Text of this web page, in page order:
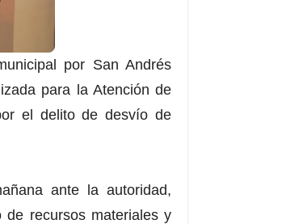
por San Andrés
para la Atención de
el delito de desvío de
ante la autoridad,
recursos materiales y